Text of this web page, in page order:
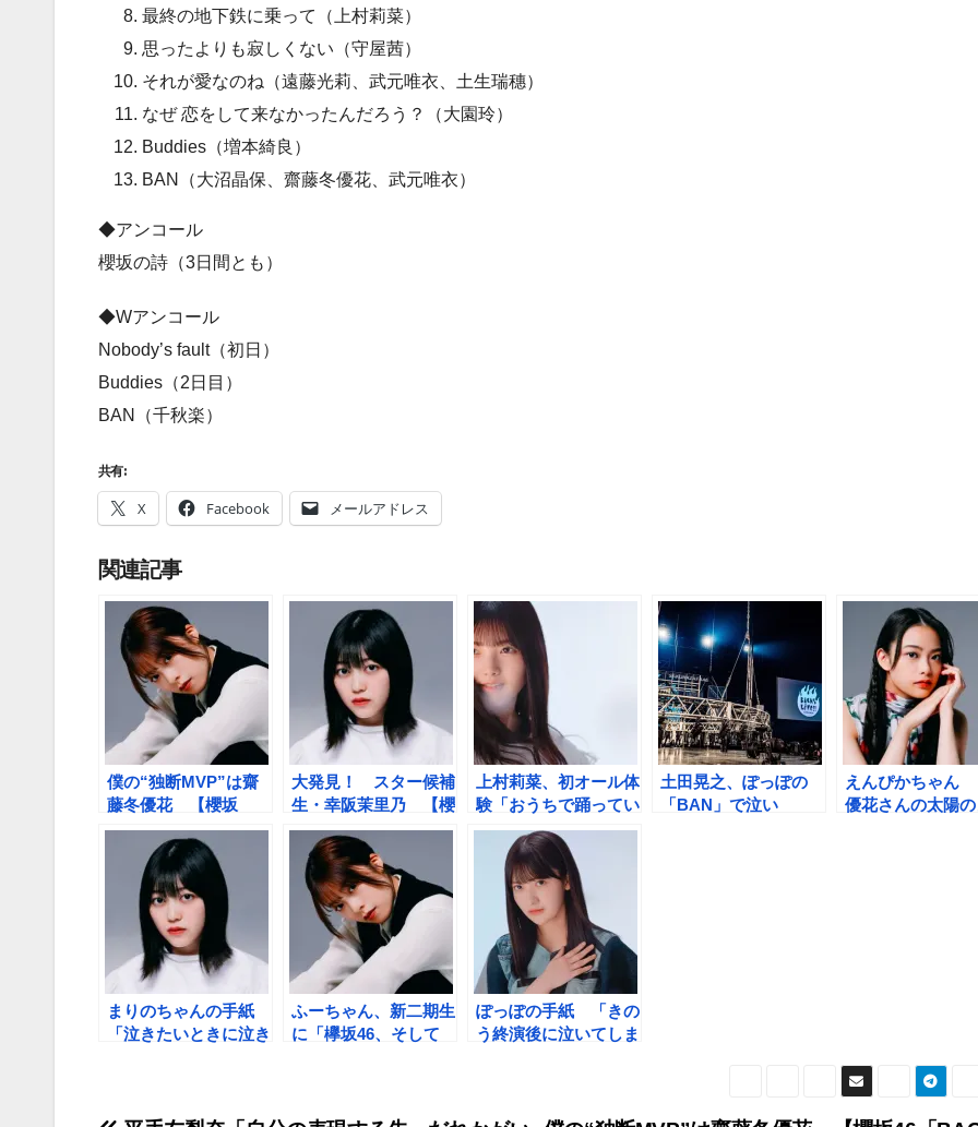
最終の地下鉄に乗って（上村莉菜）
思ったよりも寂しくない（守屋茜）
それが愛なのね（遠藤光莉、武元唯衣、土生瑞穗）
なぜ 恋をして来なかったんだろう？（大園玲）
Buddies（増本綺良）
BAN（大沼晶保、齋藤冬優花、武元唯衣）
◆アンコール
櫻坂の詩（3日間とも）
◆Wアンコール
Nobody’s fault（初日）
Buddies（2日目）
BAN（千秋楽）
共有:
X Facebook メールアドレス
関連記事
僕の“独断MVP”は齋
藤冬優花 【櫻坂
46「BACKS
LIVE！！」レポー
ト】
大発見！ スター候補
生・幸阪茉里乃 【櫻
坂46「BACKS
LIVE！！」レポー
ト】
上村莉菜、初オール体
験「おうちで踊ってい
たら、あれっ？？っ
て」 【櫻坂
46「BACKS
LIVE！！」レポー
ト】
土田晃之、ぽっぽの
「BAN」で泣い
えんぴかちゃん
優花さんの太陽
まりのちゃんの手紙
「泣きたいときに泣き
ふーちゃん、新二期生
に「欅坂46、そして
ぽっぽの手紙 「きの
う終演後に泣いてしま